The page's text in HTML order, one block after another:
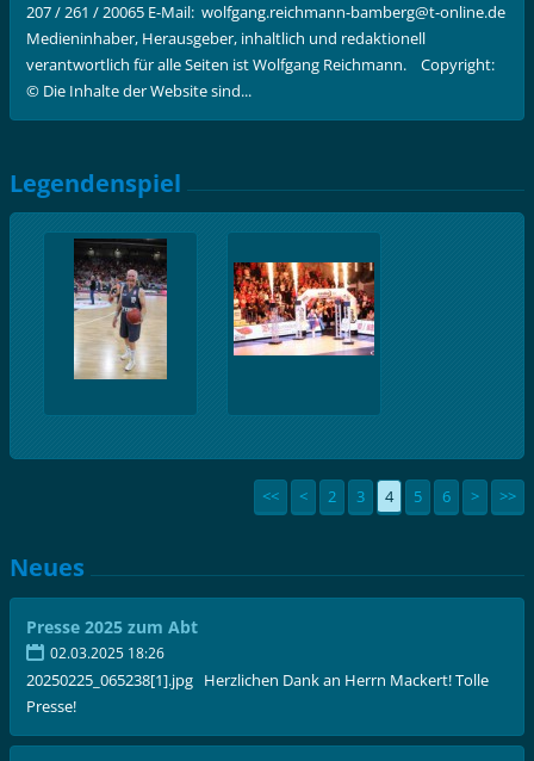
207 / 261 / 20065 E-Mail: wolfgang.reichmann-bamberg@t-online.de
Medieninhaber, Herausgeber, inhaltlich und redaktionell
verantwortlich für alle Seiten ist Wolfgang Reichmann. Copyright:
© Die Inhalte der Website sind...
Legendenspiel
<< < 2 3 4 5 6 > >>
Neues
Presse 2025 zum Abt
02.03.2025 18:26
20250225_065238[1].jpg Herzlichen Dank an Herrn Mackert! Tolle
Presse!